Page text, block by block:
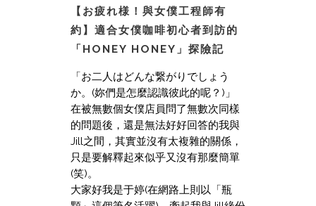
【お疲れ様！與女僕工程師有
約】適合女僕咖啡初心者到訪的
「HONEY HONEY」探險記
「お二人はどんな繋がりでしょう
か。(妳們是怎麼認識彼此的呢？)」
在被無數個女僕店員問了無數次同樣
的問題後，還是無法好好回答的我與
Jill之間，其實並沒有太複雜的關係，
只是要解釋起來似乎又沒有那麼簡單
(笑)。
大家好我是于婷(在網路上則以「瓶